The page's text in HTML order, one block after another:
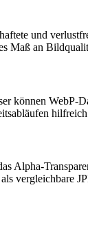
und
Maß an
können WebP-
Alpha-
vergleichbare